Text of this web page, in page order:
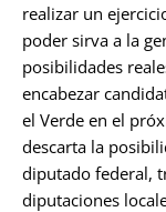
realizar un
poder sirva a la
posibilidades
encabezar
el Verde en el
descarta la
diputado federal,
diputaciones